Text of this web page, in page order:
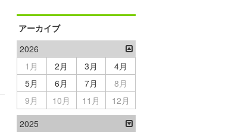
アーカイブ
2026
1月
2月 3月
4月
5月
6月 7月
8月
9月
10月 11月
12月
2025